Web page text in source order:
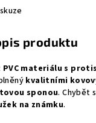
produktu
PVC materiálu s
kvalitními
sponou. Chybět
na známku.